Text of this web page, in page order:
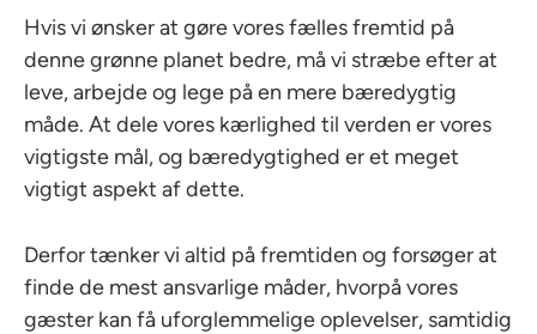
Hvis vi ønsker at gøre vores fælles fremtid på
denne grønne planet bedre, må vi stræbe efter at
leve, arbejde og lege på en mere bæredygtig
måde. At dele vores kærlighed til verden er vores
vigtigste mål, og bæredygtighed er et meget
vigtigt aspekt af dette.
Derfor tænker vi altid på fremtiden og forsøger at
finde de mest ansvarlige måder, hvorpå vores
gæster kan få uforglemmelige oplevelser, samtidig